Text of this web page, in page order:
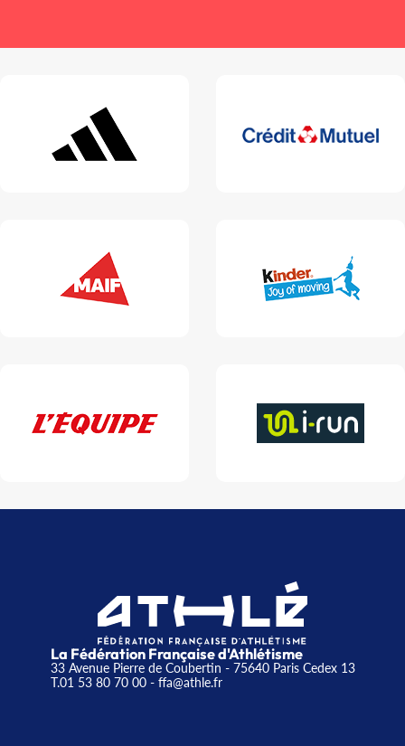
La Fédération Française d'Athlétisme
33 Avenue Pierre de Coubertin - 75640 Paris Cedex 13
T.01 53 80 70 00- ffa@athle.fr